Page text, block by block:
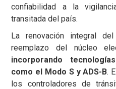
confiabilidad a la
transitada del país.
La renovación integral
reemplazo del núcleo
incorporando
como el Modo S y ADS-B.
los controladores de